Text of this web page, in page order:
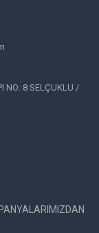
NO: 8 SELÇUKLU /